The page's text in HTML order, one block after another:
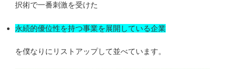
択術で一番刺激を受けた
永続的優位性を持つ事業を展開している企業
を僕なりにリストアップして並べています。